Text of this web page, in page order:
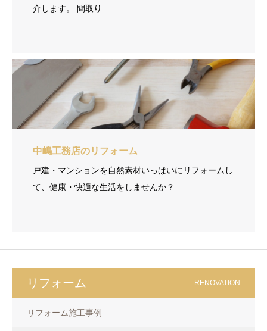
介します。 間取り
中嶋工務店のリフォーム
戸建・マンションを自然素材いっぱいにリフォームし
て、健康・快適な生活をしませんか？
リフォーム RENOVATION
リフォーム施工事例